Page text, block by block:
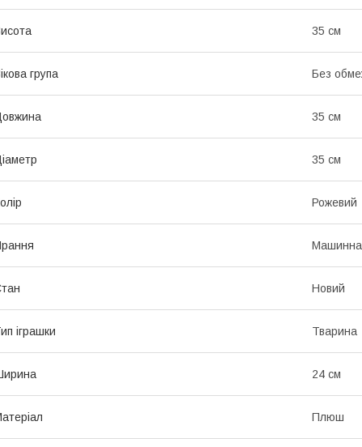
35 см
група Без
35 см
35 см
Рожевий
Новий
іграшки Тварина
24 см
Плюш